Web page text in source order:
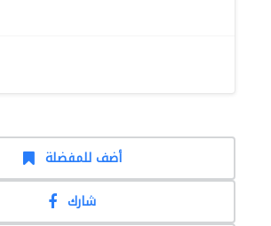
أضف للمفضلة
شارك